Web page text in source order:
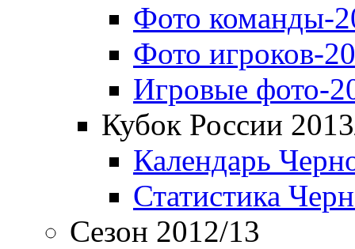
Фото команды-
Фото игроков-
Игровые фото-
Кубок России
Календарь
Статистика
Сезон 2012/13